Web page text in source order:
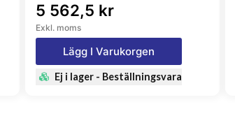
5 562,5 kr
Exkl. moms
Lägg I Varukorgen
Ej i lager - Beställningsvara